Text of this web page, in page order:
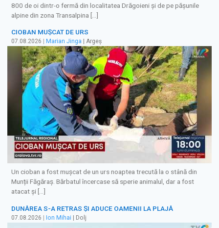
800 de oi dintr-o fermă din localitatea Drăgoieni și de pe pășunile
alpine din zona Transalpina […]
CIOBAN MUȘCAT DE URS
07.08.2026 Marian Jinga | Argeș
Un cioban a fost mușcat de un urs noaptea trecută la o stână din
Munții Făgăraș. Bărbatul încercase să sperie animalul, dar a fost
atacat și […]
DUNĂREA S-A RETRAS ŞI ADUCE OAMENII LA PLAJĂ
07.08.2026 | Ion Mihai | Dolj